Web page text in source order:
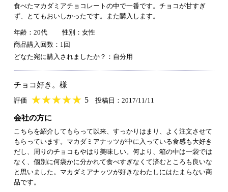
食べたマカダミアチョコレートの中で一番です。チョコが甘すぎ
ず、とてもおいしかったです。また購入します。
年齢：20代
性別：女性
商品購入回数：1回
どなた宛に購入されましたか？：自分用
チョコ好き。様
評価 ★★★★★
★★★★★ 5 投稿日：2017/11/11
会社の方に
こちらを紹介してもらって以来、すっかりはまり、よく注文させて
もらっています。マカダミアナッツが中に入っている食感も大好き
だし、周りのチョコもやはり美味しい。何より、箱の中は一袋では
なく、個別に何袋かに分かれて食べすぎなくて済むところも良いな
と思いました。マカダミアナッツが好きなわたしにはたまらない商
品です。